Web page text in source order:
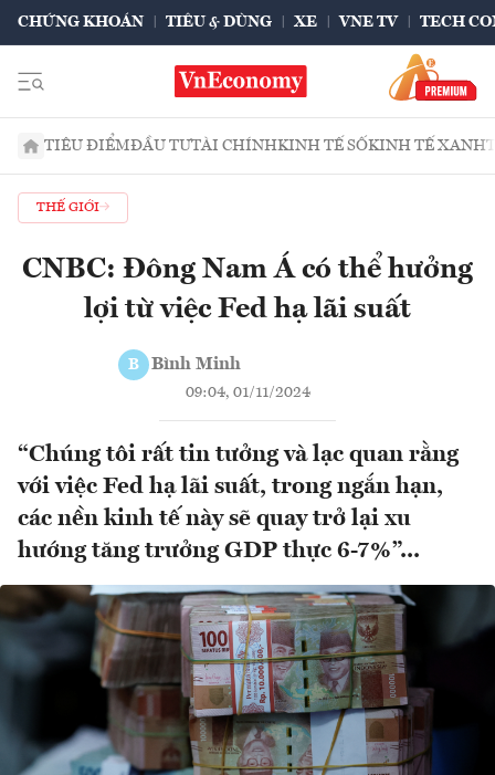
CHỨNG KHOÁN TIÊU & DÙNG XE VNE TV TECH
TIÊU ĐIỂMĐẦU TƯTÀI CHÍNHKINH TẾ SỐKINH TẾ XANH
THẾ GIỚI
CNBC: Đông Nam Á có thể hưởng
lợi từ việc Fed hạ lãi suất
B Bình Minh
09:04, 01/11/2024
“Chúng tôi rất tin tưởng và lạc quan rằng
với việc Fed hạ lãi suất, trong ngắn hạn,
các nền kinh tế này sẽ quay trở lại xu
hướng tăng trưởng GDP thực 6-7%”...